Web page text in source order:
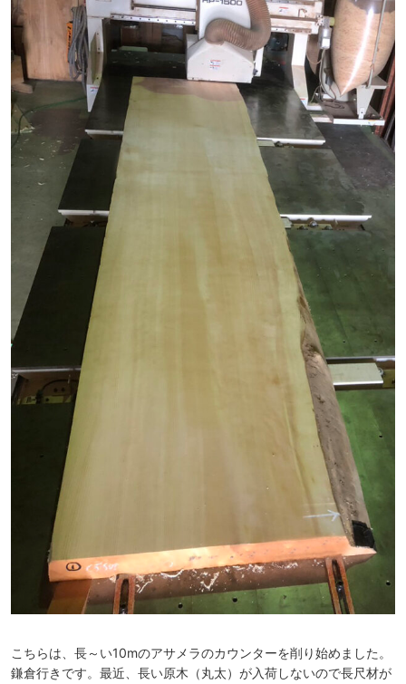
こちらは、長～い10mのアサメラのカウンターを削り始めました。
鎌倉行きです。最近、長い原木（丸太）が入荷しないので長尺材が